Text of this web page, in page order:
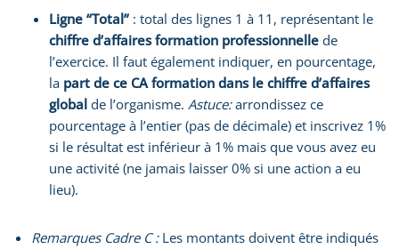
Ligne “Total” : total des lignes 1 à 11, représentant le
chiffre d’affaires formation professionnelle de
l’exercice. Il faut également indiquer, en pourcentage,
la part de ce CA formation dans le chiffre d’affaires
global de l’organisme. Astuce:arrondissez ce
pourcentage à l’entier (pas de décimale) et inscrivez 1%
si le résultat est inférieur à 1% mais que vous avez eu
une activité (ne jamais laisser 0% si une action a eu
lieu).
Remarques Cadre C :Les montants doivent être indiqués